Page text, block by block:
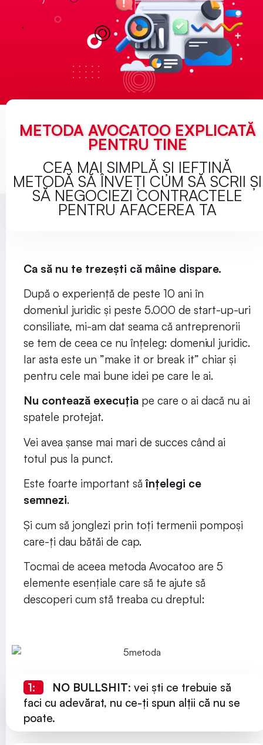
METODA AVOCATOO EXPLICATĂ
PENTRU TINE
CEA MAI SIMPLĂ ȘI IEFTINĂ
METODĂ SĂ ÎNVEȚI CUM SĂ SCRII ȘI
SĂ NEGOCIEZI CONTRACTELE
PENTRU AFACEREA TA
Ca să nu te trezești că mâine dispare.
După o experiență de peste 10 ani în
domeniul juridic și peste 5.000 de start-up-uri
consiliate, mi-am dat seama că antreprenorii
se tem de ceea ce nu înțeleg: domeniul juridic.
Iar asta este un ”make it or break it” chiar și
pentru cele mai bune idei pe care le ai.
Nu contează execuția pe care o ai dacă nu ai
spatele protejat.
Vei avea șanse mai mari de succes când ai
totul pus la punct.
Este foarte important săînțelegi ce
semnezi.
Și cum să jonglezi prin toți termenii pompoși
care-ți dau bătăi de cap.
Tocmai de aceea metoda Avocatoo are 5
elemente esențiale care să te ajute să
descoperi cum stă treaba cu dreptul:
1: NO BULLSHIT: vei ști ce trebuie să
faci cu adevărat, nu ce-ți spun alții că nu se
poate.